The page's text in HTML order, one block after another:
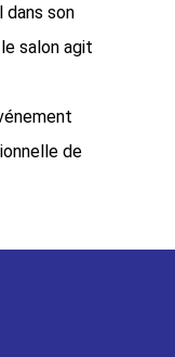
dans son
salon agit
de